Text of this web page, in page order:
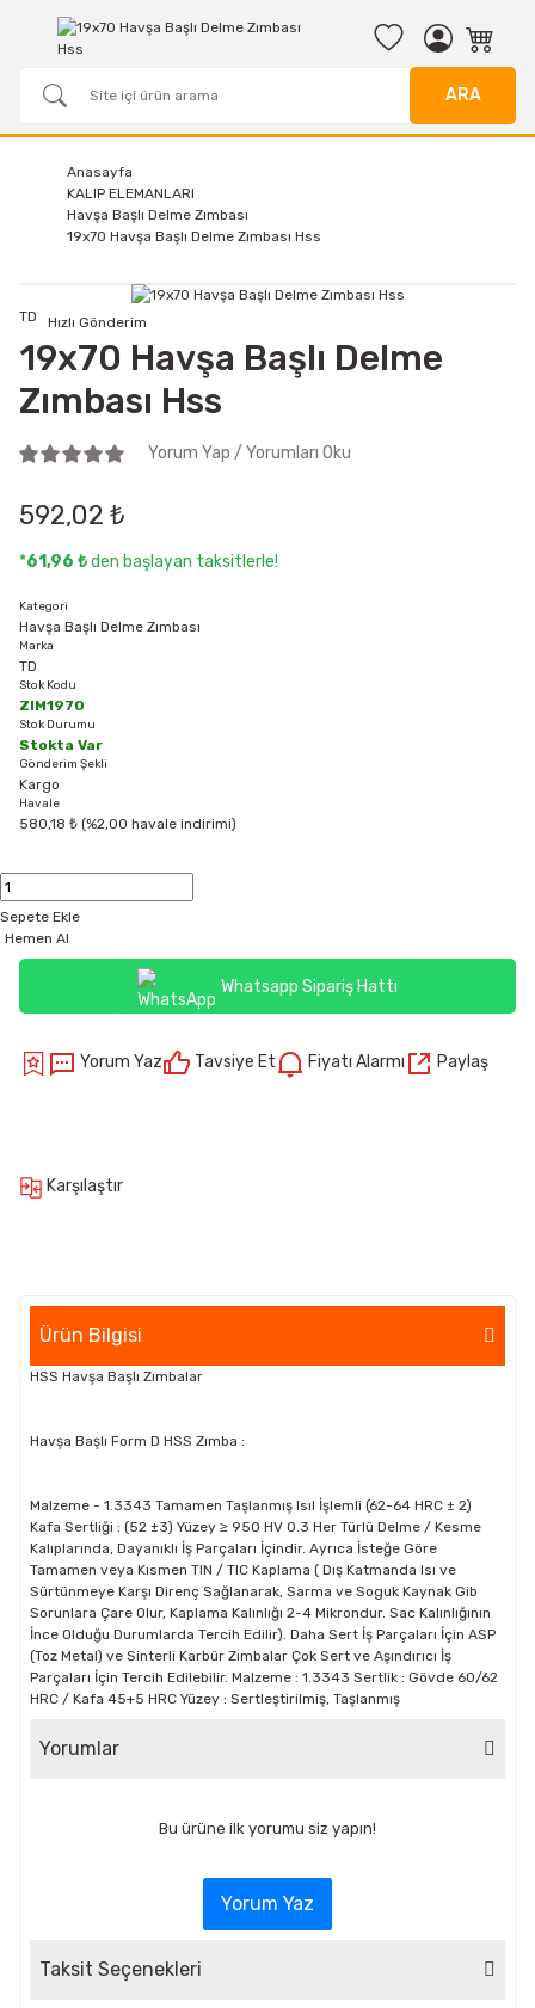
ARA
Anasayfa
KALIP ELEMANLARI
Havşa Başlı Delme Zımbası
19x70 Havşa Başlı Delme Zımbası Hss
Hızlı Gönderim
TD
19x70 Havşa Başlı Delme
Zımbası Hss
Yorum Yap / Yorumları Oku
592,02 ₺
*61,96 ₺den başlayan taksitlerle!
Kategori
Havşa Başlı Delme Zımbası
Marka
TD
Stok Kodu
ZIM1970
Stok Durumu
Stokta Var
Gönderim Şekli
Kargo
Havale
580,18 ₺ (%2,00 havale indirimi)
Sepete Ekle
Hemen Al
Whatsapp Sipariş Hattı
Yorum Yaz Tavsiye Et Fiyatı Alarmı Paylaş
Karşılaştır
Ürün Bilgisi
HSS Havşa Başlı Zımbalar
Havşa Başlı Form D HSS Zımba :
Malzeme - 1.3343 Tamamen Taşlanmış Isıl İşlemli (62-64 HRC ± 2)
Kafa Sertliği : (52 ±3) Yüzey ≥ 950 HV 0.3 Her Türlü Delme / Kesme
Kalıplarında, Dayanıklı İş Parçaları İçindir. Ayrıca İsteğe Göre
Tamamen veya Kısmen TIN / TIC Kaplama ( Dış Katmanda Isı ve
Sürtünmeye Karşı Direnç Sağlanarak, Sarma ve Soguk Kaynak Gib
Sorunlara Çare Olur, Kaplama Kalınlığı 2-4 Mikrondur. Sac Kalınlığının
İnce Olduğu Durumlarda Tercih Edilir). Daha Sert İş Parçaları İçin ASP
(Toz Metal) ve Sinterli Karbür Zımbalar Çok Sert ve Aşındırıcı İş
Parçaları İçin Tercih Edilebilir. Malzeme : 1.3343 Sertlik : Gövde 60/62
HRC / Kafa 45+5 HRC Yüzey : Sertleştirilmiş, Taşlanmış
Yorumlar
Bu ürüne ilk yorumu siz yapın!
Yorum Yaz
Taksit Seçenekleri